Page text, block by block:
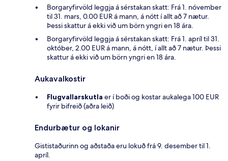
Borgaryfirvöld leggja á sérstakan skatt: Frá 1. nóvember
til 31. mars, 0.00 EUR á mann, á nótt í allt að 7 nætur.
Þessi skattur á ekki við um börn yngri en 18 ára.
Borgaryfirvöld leggja á sérstakan skatt: Frá 1. apríl til 31.
október, 2.00 EUR á mann, á nótt, í allt að 7 nætur. Þessi
skattur á ekki við um börn yngri en 18 ára.
Aukavalkostir
Flugvallarskutla er í boði og kostar aukalega 100 EUR
fyrir bifreið (aðra leið)
Endurbætur og lokanir
Gististaðurinn og aðstaða eru lokuð frá 9. desember til 1.
apríl.